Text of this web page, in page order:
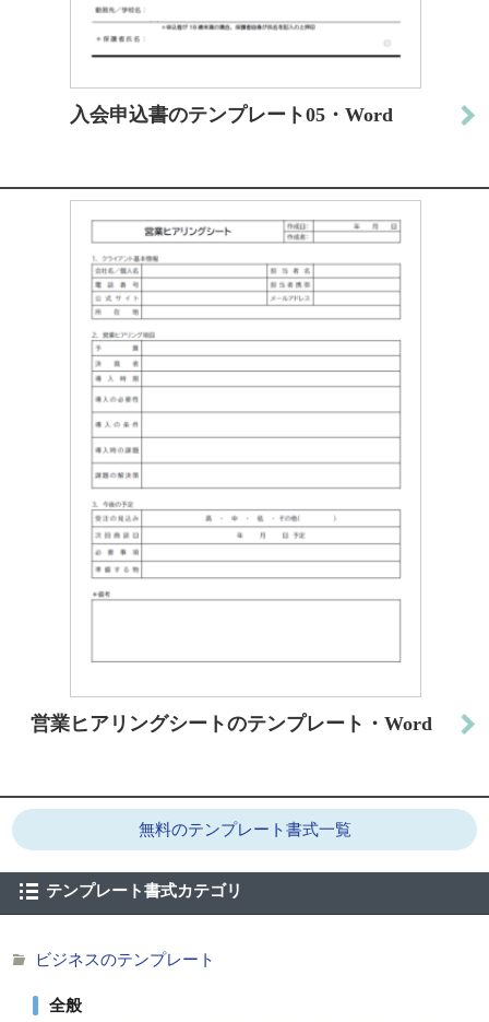
入会申込書のテンプレート05・Word
営業ヒアリングシートのテンプレート・Word
無料のテンプレート書式一覧
テンプレート書式カテゴリ
ビジネスのテンプレート
全般